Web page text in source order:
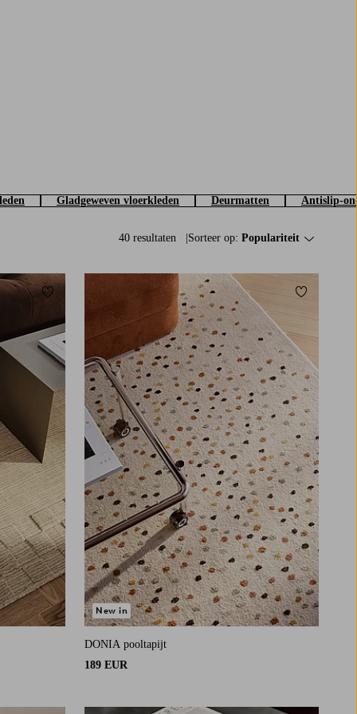
Gladgeweven vloerkleden Deurmatten Antislip-
40 resultaten Sorteer op: Populariteit
Toevoegen aan favorieten
DONIA pooltapijt
189 EUR
New in
Toevoegen
160X230 200X290